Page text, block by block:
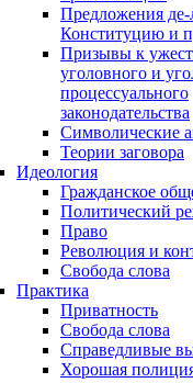
Предложения де-
Конституцию и
Призывы к
уголовного и
процессуального
законодательства
Символические
Теории заговора
Идеология
Гражданское
Политический
Право
Революция и
Свобода слова
Практика
Приватность
Свобода слова
Справедливые
Хорошая